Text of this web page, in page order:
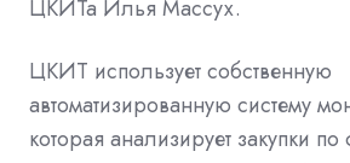
ЦКИТа Илья Массух.
ЦКИТ использует собственную
автоматизированную систему
которая анализирует закупки